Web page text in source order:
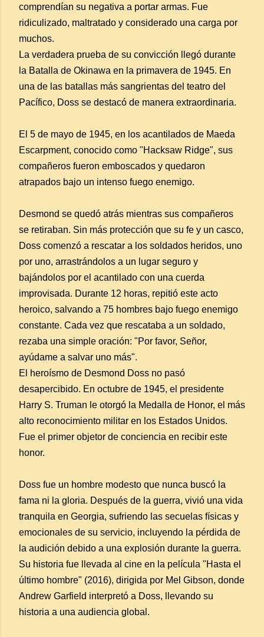
comprendían su negativa a portar armas. Fue
ridiculizado, maltratado y considerado una carga por
muchos.
La verdadera prueba de su convicción llegó durante
la Batalla de Okinawa en la primavera de 1945. En
una de las batallas más sangrientas del teatro del
Pacífico, Doss se destacó de manera extraordinaria.
El 5 de mayo de 1945, en los acantilados de Maeda
Escarpment, conocido como "Hacksaw Ridge", sus
compañeros fueron emboscados y quedaron
atrapados bajo un intenso fuego enemigo.
Desmond se quedó atrás mientras sus compañeros
se retiraban. Sin más protección que su fe y un casco,
Doss comenzó a rescatar a los soldados heridos, uno
por uno, arrastrándolos a un lugar seguro y
bajándolos por el acantilado con una cuerda
improvisada. Durante 12 horas, repitió este acto
heroico, salvando a 75 hombres bajo fuego enemigo
constante. Cada vez que rescataba a un soldado,
rezaba una simple oración: "Por favor, Señor,
ayúdame a salvar uno más".
El heroísmo de Desmond Doss no pasó
desapercibido. En octubre de 1945, el presidente
Harry S. Truman le otorgó la Medalla de Honor, el más
alto reconocimiento militar en los Estados Unidos.
Fue el primer objetor de conciencia en recibir este
honor.
Doss fue un hombre modesto que nunca buscó la
fama ni la gloria. Después de la guerra, vivió una vida
tranquila en Georgia, sufriendo las secuelas físicas y
emocionales de su servicio, incluyendo la pérdida de
la audición debido a una explosión durante la guerra.
Su historia fue llevada al cine en la película "Hasta el
último hombre" (2016), dirigida por Mel Gibson, donde
Andrew Garfield interpretó a Doss, llevando su
historia a una audiencia global.